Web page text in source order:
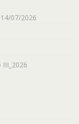
07/2026